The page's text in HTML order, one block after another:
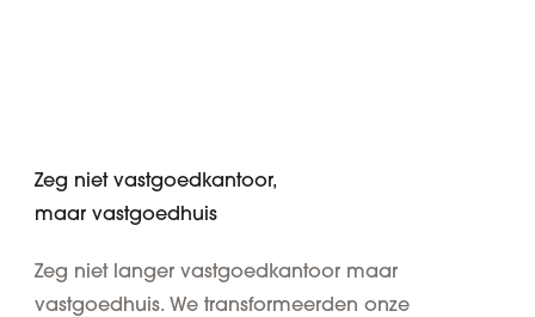
Zeg niet vastgoedkantoor,
maar vastgoedhuis
Zeg niet langer vastgoedkantoor maar
vastgoedhuis. We transformeerden onze